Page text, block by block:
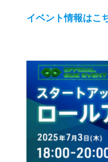
イベント情報はこ